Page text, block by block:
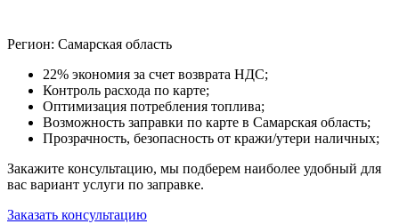
Регион: Самарская область
22% экономия за счет возврата НДС;
Контроль расхода по карте;
Оптимизация потребления топлива;
Возможность заправки по карте в Самарская область;
Прозрачность, безопасность от кражи/утери наличных;
Закажите консультацию, мы подберем наиболее удобный для
вас вариант услуги по заправке.
Заказать консультацию